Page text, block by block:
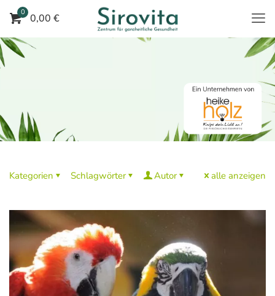
0 0,00 €
Kategorien Schlagwörter Autor alle anzeigen